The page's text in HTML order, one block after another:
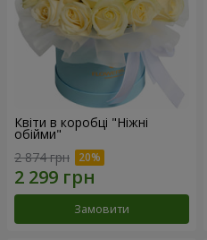
Квіти в коробці "Ніжні
обійми"
2 874 грн
Замовити